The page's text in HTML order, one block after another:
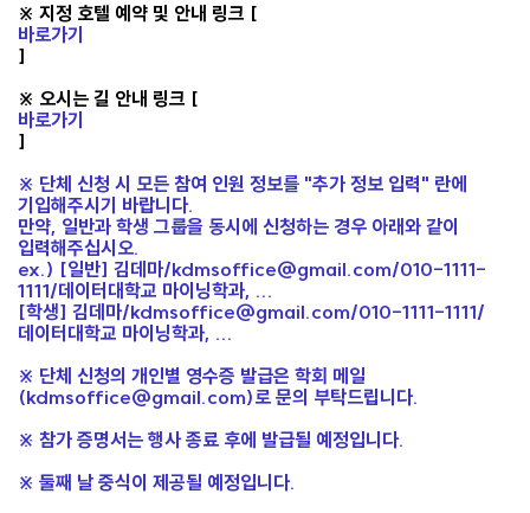
※ 지정 호텔 예약 및 안내 링크 [
바로가기
]
※ 오시는 길 안내 링크 [
바로가기
]
※ 단체 신청 시 모든 참여 인원 정보를 "추가 정보 입력" 란에
기입해주시기 바랍니다.
만약, 일반과 학생 그룹을 동시에 신청하는 경우 아래와 같이
입력해주십시오.
ex.) [일반] 김데마/kdmsoffice@gmail.com/010-1111-
1111/데이터대학교 마이닝학과, ...
[학생] 김데마/kdmsoffice@gmail.com/010-1111-1111/
데이터대학교 마이닝학과, ...
※ 단체 신청의 개인별 영수증 발급은 학회 메일
(kdmsoffice@gmail.com)로 문의 부탁드립니다.
※ 참가 증명서는 행사 종료 후에 발급될 예정입니다.
※ 둘째 날 중식이 제공될 예정입니다.